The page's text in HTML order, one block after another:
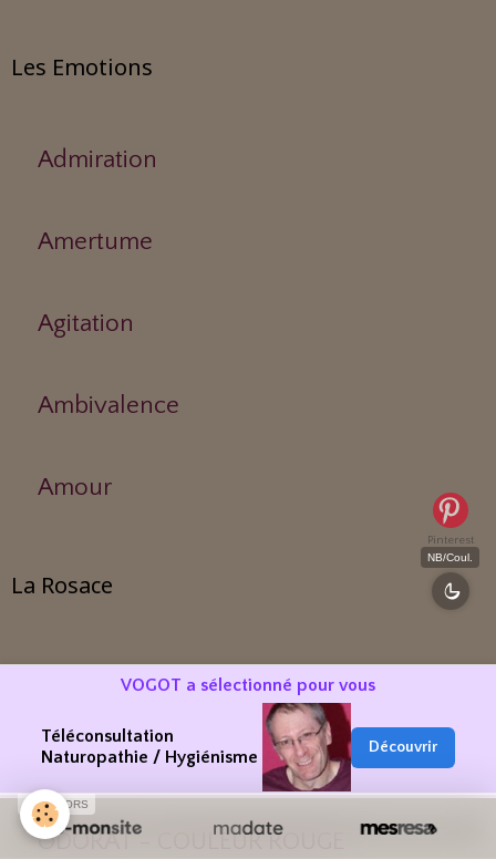
Les Emotions
Admiration
Amertume
Agitation
Ambivalence
Amour
La Rosace
VUE - COULEUR JAUNE
OUIE - COULEUR BLEUE
ODORAT - COULEUR ROUGE
Pinterest
NB/Coul.
VOGOT a sélectionné pour vous
Téléconsultation
Naturopathie / Hygiénisme
Découvrir
SPONSORS